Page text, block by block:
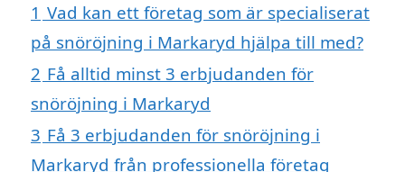
1 Vad kan ett företag som är specialiserat
på snöröjning i Markaryd hjälpa till med?
2 Få alltid minst 3 erbjudanden för
snöröjning i Markaryd
3 Få 3 erbjudanden för snöröjning i
Markaryd från professionella företag